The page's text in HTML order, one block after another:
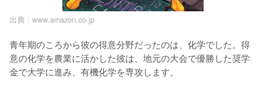
出典 : www.amazon.co.jp
青年期のころから彼の得意分野だったのは、化学でした。得
意の化学を農業に活かした彼は、地元の大会で優勝した奨学
金で大学に進み、有機化学を専攻します。